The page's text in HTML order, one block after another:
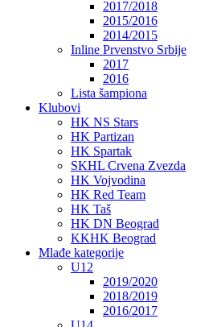
2017/2018
2015/2016
2014/2015
Inline Prvenstvo Srbije
2017
2016
Lista šampiona
Klubovi
HK NS Stars
HK Partizan
HK Spartak
SKHL Crvena Zvezda
HK Vojvodina
HK Red Team
HK Taš
HK DN Beograd
KKHK Beograd
Mlađe kategorije
U12
2019/2020
2018/2019
2016/2017